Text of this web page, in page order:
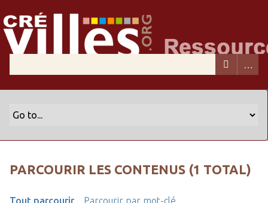
PARCOURIR LES CONTENUS (1 TOTAL)
Tout parcourir
Parcourir par mot-clé